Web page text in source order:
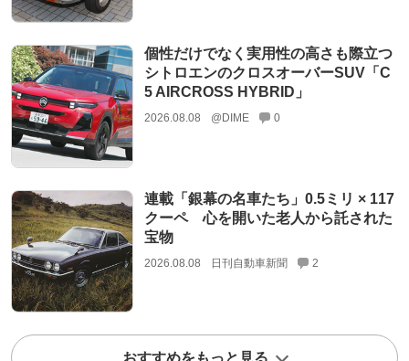
個性だけでなく実用性の高さも際立つ
シトロエンのクロスオーバーSUV「C
5 AIRCROSS HYBRID」
2026.08.08 @DIME 0
連載「銀幕の名車たち」0.5ミリ × 117
クーペ 心を開いた老人から託された
宝物
2026.08.08 日刊自動車新聞 2
おすすめをもっと見る